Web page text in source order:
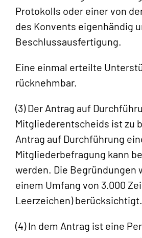
Protokolls oder einer von
des Konvents eigenhändig
Beschlussausfertigung.
Eine einmal erteilte
rücknehmbar.
(3) Der Antrag auf
Mitgliederentscheids ist zu
Antrag auf Durchführung
Mitgliederbefragung kann
werden. Die Begründungen
einem Umfang von 3.000
Leerzeichen) berücksichtigt.
(4) In dem Antrag ist eine